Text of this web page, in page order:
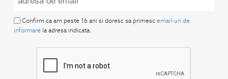
Confirm ca am peste 16 ani si doresc sa primesc email-uri de
informare la adresa indicata.